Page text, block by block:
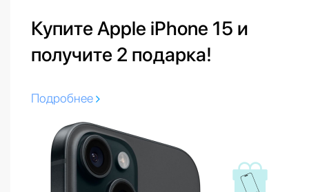
Купите Apple iPhone 15 и
получите 2 подарка!
Подробнее